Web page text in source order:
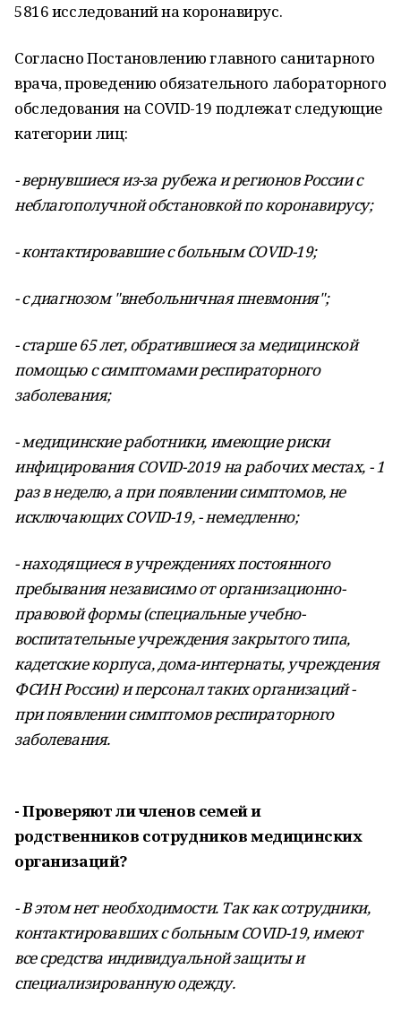
5816 исследований на коронавирус.
Согласно Постановлению главного санитарного
врача, проведению обязательного лабораторного
обследования на COVID-19 подлежат следующие
категории лиц:
- вернувшиеся из-за рубежа и регионов России с
неблагополучной обстановкой по коронавирусу;
- контактировавшие с больным COVID-19;
- с диагнозом "внебольничная пневмония";
- старше 65 лет, обратившиеся за медицинской
помощью с симптомами респираторного
заболевания;
- медицинские работники, имеющие риски
инфицирования COVID-2019 на рабочих местах, - 1
раз в неделю, а при появлении симптомов, не
исключающих COVID-19, - немедленно;
- находящиеся в учреждениях постоянного
пребывания независимо от организационно-
правовой формы (специальные учебно-
воспитательные учреждения закрытого типа,
кадетские корпуса, дома-интернаты, учреждения
ФСИН России) и персонал таких организаций -
при появлении симптомов респираторного
заболевания.
- Проверяют ли членов семей и
родственников сотрудников медицинских
организаций?
- В этом нет необходимости. Так как сотрудники,
контактировавших с больным COVID-19, имеют
все средства индивидуальной защиты и
специализированную одежду.